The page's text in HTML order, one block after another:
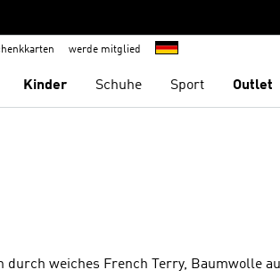
werde mitglied
Kinder Schuhe Sport Outlet
durch weiches French Terry, Baumwolle